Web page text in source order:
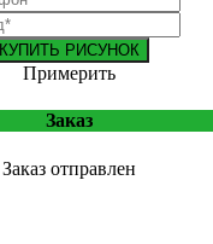
КУПИТЬ РИСУНОК
Примерить
Заказ
Заказ отправлен